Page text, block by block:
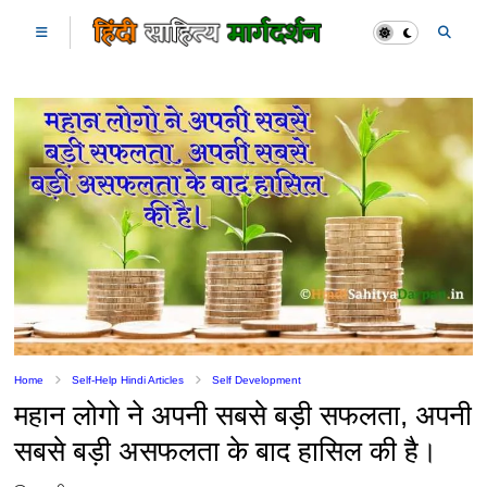
Home Self-Help Hindi Articles Self Development
महान लोगो ने अपनी सबसे बड़ी सफलता, अपनी
सबसे बड़ी असफलता के बाद हासिल की है।